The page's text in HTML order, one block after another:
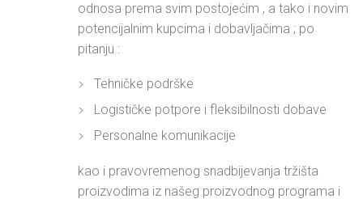
odnosa prema svim postojećim , a tako i novim
potencijalnim kupcima i dobavljačima ; po
pitanju :
Tehničke podrške
Logističke potpore i fleksibilnosti dobave
Personalne komunikacije
kao i pravovremenog snadbijevanja tržišta
proizvodima iz našeg proizvodnog programa i